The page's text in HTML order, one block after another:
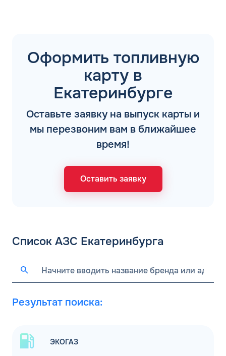
Оформить топливную
карту в
Екатеринбурге
Оставьте заявку на выпуск карты и
мы перезвоним вам в ближайшее
время!
Оставить заявку
Список АЗС Екатеринбурга
Результат поиска:
ЭКОГАЗ